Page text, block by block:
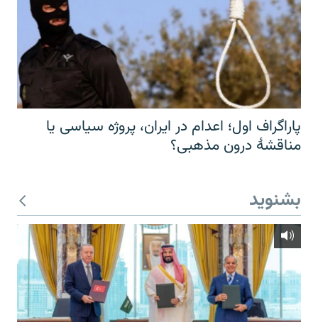
پاراگراف اول؛ اعدام در ایران، پروژه سیاسی یا
مناقشهٔ درون مذهبی؟
بشنوید